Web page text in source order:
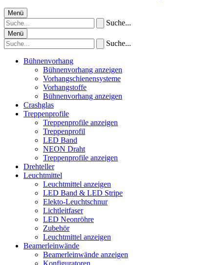
Menü
Suche...
Menü
Suche...
Bühnenvorhang
Bühnenvorhang anzeigen
Vorhangschienensysteme
Vorhangstoffe
Bühnenvorhang anzeigen
Crashglas
Treppenprofile
Treppenprofile anzeigen
Treppenprofil
LED Band
NEON Draht
Treppenprofile anzeigen
Drehteller
Leuchtmittel
Leuchtmittel anzeigen
LED Band & LED Stripe
Elekto-Leuchtschnur
Lichtleitfaser
LED Neonröhre
Zubehör
Leuchtmittel anzeigen
Beamerleinwände
Beamerleinwände anzeigen
Konfiguratoren